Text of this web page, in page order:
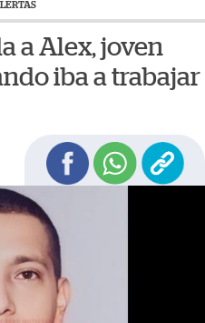
a Alex, joven
iba a trabajar